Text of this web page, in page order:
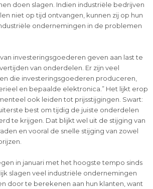
doen slagen. Indien industriële bedrijven
niet op tijd ontvangen, kunnen zij op hun
ondernemingen in de problemen
investeringsgoederen geven aan last te
van onderdelen. Er zijn veel
die investeringsgoederen produceren,
en bepaalde elektronica.” Het lijkt erop
ook leiden tot prijsstijgingen. Swart:
best om tijdig de juiste onderdelen
te krijgen. Dat blijkt wel uit de stijging van
en vooral de snelle stijging van zowel
in januari met het hoogste tempo sinds
slagen veel industriële ondernemingen
door te berekenen aan hun klanten, want